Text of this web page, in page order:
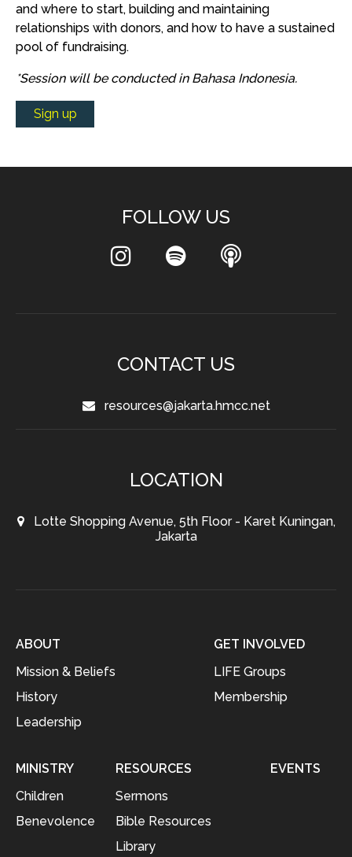
and where to start, building and maintaining
relationships with donors, and how to have a sustained
pool of fundraising.
*Session will be conducted in Bahasa Indonesia.
Sign up
FOLLOW US
CONTACT US
resources@jakarta.hmcc.net
LOCATION
Lotte Shopping Avenue, 5th Floor - Karet Kuningan,
Jakarta
ABOUT
Mission & Beliefs
History
Leadership
GET INVOLVED
LIFE Groups
Membership
MINISTRY
Children
Benevolence
RESOURCES
Sermons
Bible Resources
Library
EVENTS